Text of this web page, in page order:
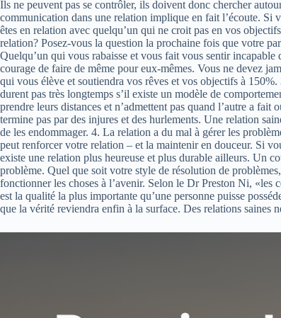
Ils ne peuvent pas se contrôler, ils doivent donc chercher
communication dans une relation implique en fait l’écoute. Si
êtes en relation avec quelqu’un qui ne croit pas en vos
relation? Posez-vous la question la prochaine fois que votre
Quelqu’un qui vous rabaisse et vous fait vous sentir
courage de faire de même pour eux-mêmes. Vous ne devez
qui vous élève et soutiendra vos rêves et vos objectifs à
durent pas très longtemps s’il existe un modèle de
prendre leurs distances et n’admettent pas quand l’autre a
termine pas par des injures et des hurlements. Une relation
de les endommager. 4. La relation a du mal à gérer les
peut renforcer votre relation – et la maintenir en douceur. Si
existe une relation plus heureuse et plus durable ailleurs. Un
problème. Quel que soit votre style de résolution de
fonctionner les choses à l’avenir. Selon le Dr Preston Ni, «les
est la qualité la plus importante qu’une personne puisse
que la vérité reviendra enfin à la surface. Des relations saines